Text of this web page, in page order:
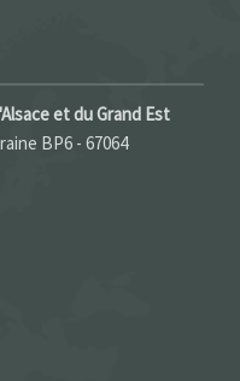
et du Grand Est
BP6 - 67064